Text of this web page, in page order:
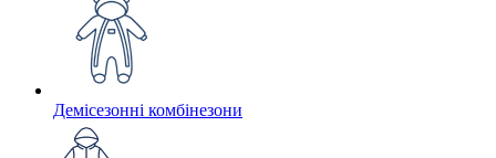
Демісезонні комбінезони